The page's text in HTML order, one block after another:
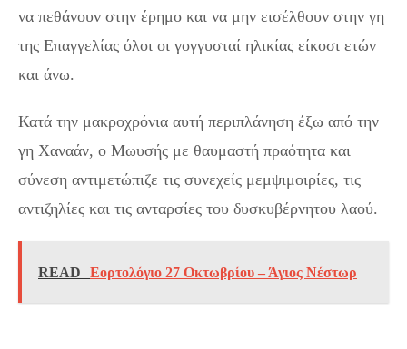
να πεθάνουν στην έρημο και να μην εισέλθουν στην γη
της Επαγγελίας όλοι οι γογγυσταί ηλικίας είκοσι ετών
και άνω.
Κατά την μακροχρόνια αυτή περιπλάνηση έξω από την
γη Χαναάν, ο Μωυσής με θαυμαστή πραότητα και
σύνεση αντιμετώπιζε τις συνεχείς μεμψιμοιρίες, τις
αντιζηλίες και τις ανταρσίες του δυσκυβέρνητου λαού.
READ Εορτολόγιο 27 Οκτωβρίου – Άγιος Νέστωρ